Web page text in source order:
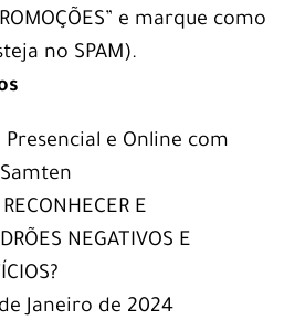
e marque como
no SPAM).
e Online com
E
NEGATIVOS E
Janeiro de 2024